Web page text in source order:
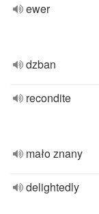
ewer
dzban
recondite
mało znany
delightedly